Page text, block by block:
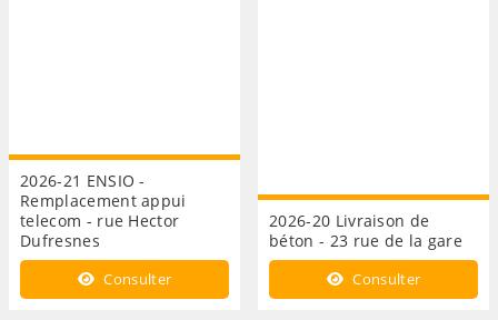
2026-21 ENSIO -
Remplacement appui
telecom - rue Hector
Dufresnes
Consulter
2026-20 Livraison de
béton - 23 rue de la gare
Consulter